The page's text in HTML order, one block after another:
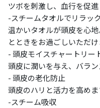
ツボを刺激し、血行を促進
-スチームタオルでリラッ
温かいタオルが頭皮を心
とときをお過ごしいただけ
- 頭皮モイスチャートリー
頭皮に潤いを与え、バラン
- 頭皮の老化防止
頭皮のハリと活力を高めま
-スチーム吸収